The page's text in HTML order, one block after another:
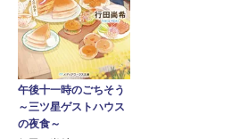
午後十一時のごちそう
～三ツ星ゲストハウス
の夜食～